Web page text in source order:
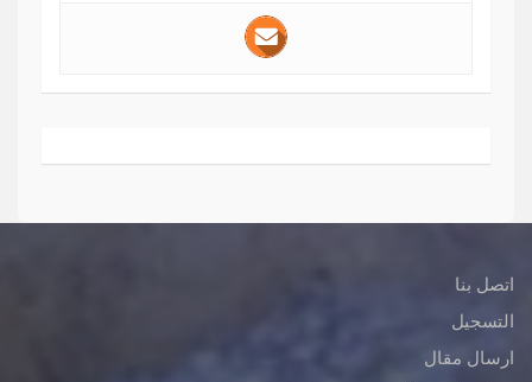
اتصل بنا
التسجيل
ارسال مقال